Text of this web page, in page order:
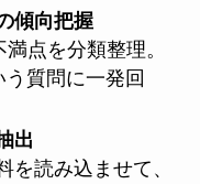
傾向把握
点を分類整理。
う質問に一発回
出
読み込ませて、